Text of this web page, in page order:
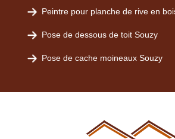
Peintre pour planche de rive en
Pose de dessous de toit Souzy
Pose de cache moineaux Souzy